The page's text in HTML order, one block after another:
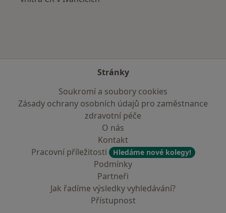
Stránky
Soukromí a soubory cookies
Zásady ochrany osobních údajů pro zaměstnance
zdravotní péče
O nás
Kontakt
Pracovní příležitosti
Hledáme nové kolegy!
Podmínky
Partneři
Jak řadíme výsledky vyhledávání?
Přístupnost